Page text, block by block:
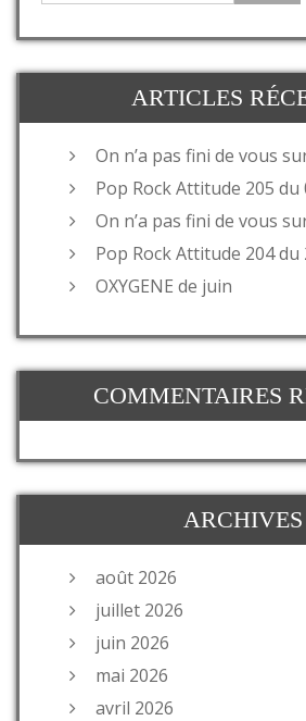
ARTICLES
On n’a pas fini de vous
Pop Rock Attitude 205 du
On n’a pas fini de vous
Pop Rock Attitude 204 du
OXYGENE de juin
COMMENTAIRES
ARCHIVES
août 2026
juillet 2026
juin 2026
mai 2026
avril 2026